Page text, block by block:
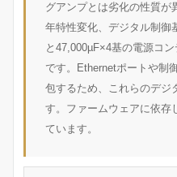
グアンプとは劣化の性質が
年特性変化、デジタル制御
と47,000µF×4基の電源コ
です。Ethernetポートや制
包するため、これらのデジ
す。ファームウェアに依存
ています。